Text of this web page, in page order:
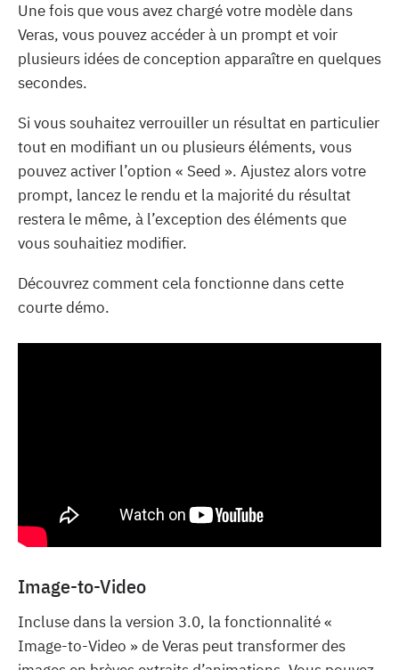
Une fois que vous avez chargé votre modèle dans
Veras, vous pouvez accéder à un prompt et voir
plusieurs idées de conception apparaître en quelques
secondes.
Si vous souhaitez verrouiller un résultat en particulier
tout en modifiant un ou plusieurs éléments, vous
pouvez activer l’option « Seed ». Ajustez alors votre
prompt, lancez le rendu et la majorité du résultat
restera le même, à l’exception des éléments que
vous souhaitiez modifier.
Découvrez comment cela fonctionne dans cette
courte démo.
Image-to-Video
Incluse dans la version 3.0, la fonctionnalité «
Image-to-Video » de Veras peut transformer des